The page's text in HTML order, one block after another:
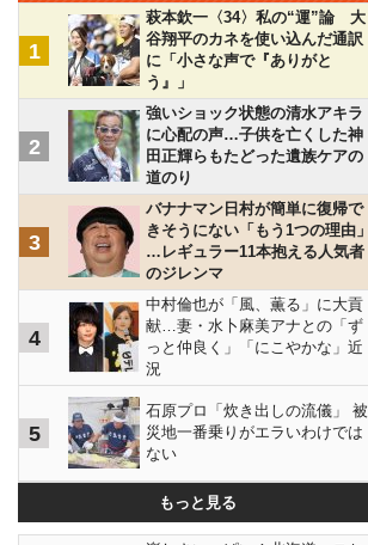
1
萩本欽一〈34〉私の“運”論 大
谷翔平のカネを使い込んだ通訳
に「小さな声で『ありがと
う』」
2
強いショック状態の清水アキラ
に心配の声…子供を亡くした神
田正輝らもたどった遺族ケアの
道のり
3
バナナマン日村が簡単に復帰で
きそうにない「もう1つの理由」
…レギュラー11本抱える人気者
のジレンマ
4
中村倫也が「風、薫る」に大貢
献…妻・水卜麻美アナとの「ず
っと仲良く」「にこやかな」近
況
5
石原プロ「炊き出しの流儀」 被
災地一番乗りがエラいわけでは
ない
もっと見る